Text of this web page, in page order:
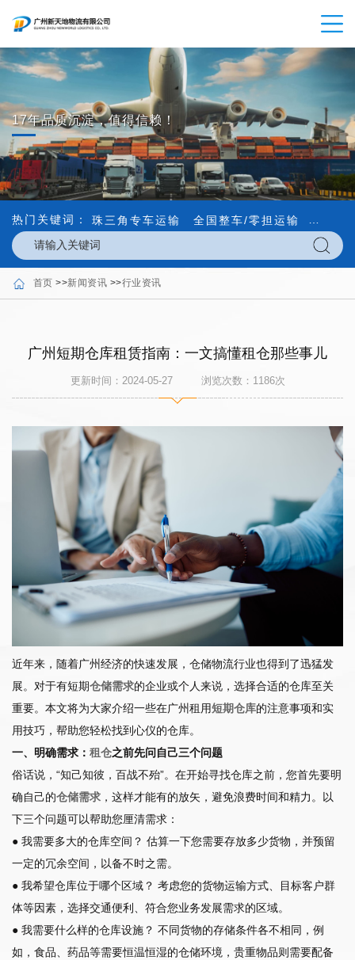
17年品质沉淀，值得信赖！
热门关键词： 珠三角专车运输 全国整车/零担运输 内外贸
首页 >>新闻资讯 >>行业资讯
广州短期仓库租赁指南：一文搞懂租仓那些事儿
更新时间：2024-05-27 浏览次数： 1186次
近年来，随着广州经济的快速发展，仓储物流行业也得到了迅猛发
展。对于有短期仓储需求的企业或个人来说，选择合适的仓库至关
重要。本文将为大家介绍一些在广州租用短期仓库的注意事项和实
用技巧，帮助您轻松找到心仪的仓库。
一、明确需求： 租仓之前先问自己三个问题
俗话说，“知己知彼，百战不殆”。在开始寻找仓库之前，您首先要明
确自己的仓储需求 ，这样才能有的放矢，避免浪费时间和精力。以
下三个问题可以帮助您厘清需求：
● 我需要多大的仓库空间？ 估算一下您需要存放多少货物，并预留
一定的冗余空间，以备不时之需。
● 我希望仓库位于哪个区域？ 考虑您的货物运输方式、目标客户群
体等因素，选择交通便利、符合您业务发展需求的区域。
● 我需要什么样的仓库设施？ 不同货物的存储条件各不相同，例
如，食品、药品等需要恒温恒湿的仓储环境，贵重物品则需要配备